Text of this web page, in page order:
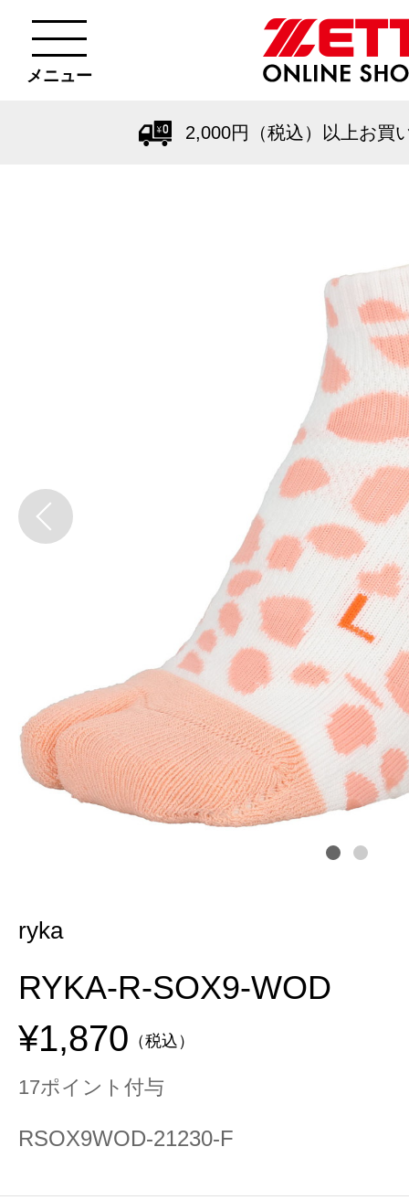
メニュー
2,000円（税込）以上お買
ryka
RYKA-R-SOX9-WOD
¥1,870 （税込）
17ポイント付与
RSOX9WOD-21230-F